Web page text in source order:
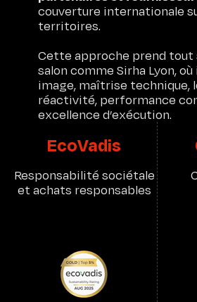
Recrutement
Blog
Glossaire
couverture internationale
territoires.
Cette approche prend tout
salon comme Sirha Lyon,
image, maîtrise technique,
réactivité, performance
excellence d’exécution.
EcoVadis
Responsabilité sociétale
et achats responsables